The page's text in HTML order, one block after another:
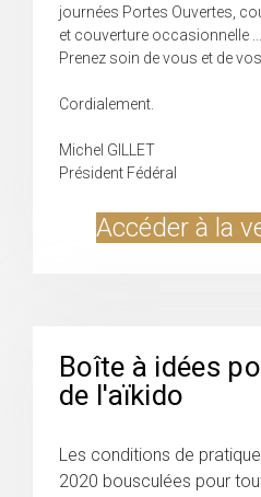
journées Portes Ouvertes,
et couverture occasionnelle ...
Prenez soin de vous et de
Cordialement.
Michel GILLET
Président Fédéral
Accéder à la
Boîte à idées
de l'aïkido
Les conditions de
2020 bousculées pour